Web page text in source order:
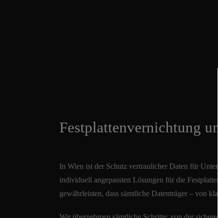
Festplattenvernichtung
In Wien ist der Schutz vertraulicher Daten für
individuell angepassten Lösungen für die
gewährleisten, dass sämtliche Datenträger – von